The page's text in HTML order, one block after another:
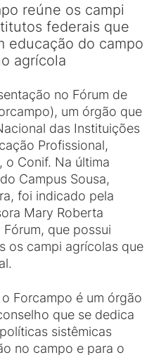
reúne os campi
federais que
educação do campo
agrícola
no Fórum de
um órgão que
das Instituições
Profissional,
o Conif. Na última
Campus Sousa,
foi indicado pela
Mary Roberta
que possui
os campi agrícolas que
Forcampo é um órgão
que se dedica
sistêmicas
no campo e para o